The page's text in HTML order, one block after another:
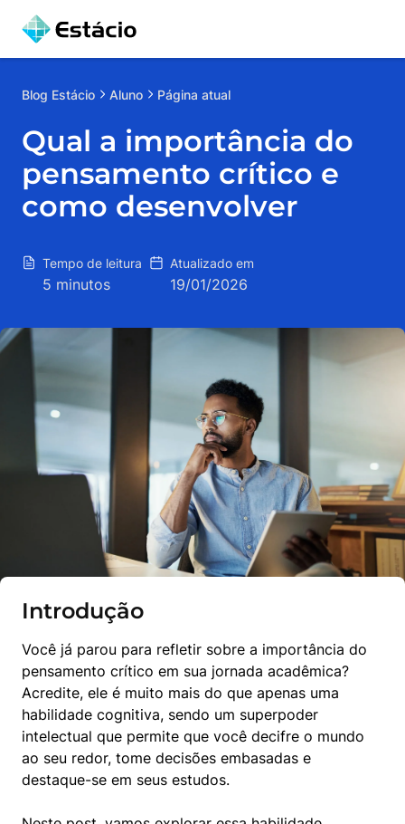
Blog Estácio Aluno Página atual
Qual a importância do
pensamento crítico e
como desenvolver
Tempo de leitura
5 minutos
Atualizado em
19/01/2026
Introdução
Você já parou para refletir sobre a importância do
pensamento crítico em sua jornada acadêmica?
Acredite, ele é muito mais do que apenas uma
habilidade cognitiva, sendo um superpoder
intelectual que permite que você decifre o mundo
ao seu redor, tome decisões embasadas e
destaque-se em seus estudos.